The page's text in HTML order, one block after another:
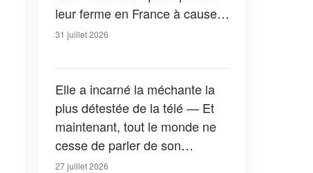
leur ferme en France à cause
des feux de forêt — Tous les
31 juillet 2026
Elle a incarné la méchante la
plus détestée de la télé — Et
maintenant, tout le monde ne
cesse de parler de son
apparition dans la nouvelle
27 juillet 2026